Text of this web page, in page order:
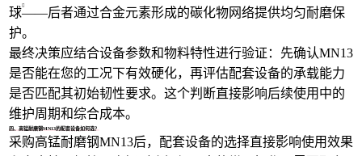
球——后者通过合金元素形成的碳化物网络提供均匀耐磨保
护。
最终决策应结合设备参数和物料特性进行验证：先确认MN13
是否能在您的工况下有效硬化，再评估配套设备的承载能力
是否匹配其初始韧性要求。这个判断直接影响后续使用中的
维护周期和综合成本。
四、高锰耐磨钢MN13的配套设备如何选？
采购高锰耐磨钢MN13后，配套设备的选择直接影响使用效果